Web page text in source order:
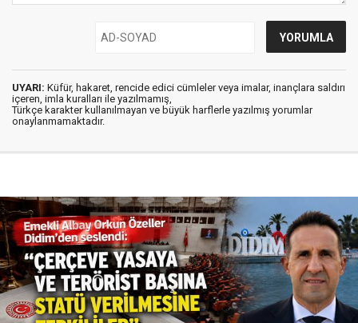
UYARI: Küfür, hakaret, rencide edici cümleler veya imalar, inançlara saldırı
içeren, imla kuralları ile yazılmamış,
Türkçe karakter kullanılmayan ve büyük harflerle yazılmış yorumlar
onaylanmamaktadır.